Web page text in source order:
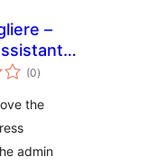
–
(0avaliações
totais
)
the
admin